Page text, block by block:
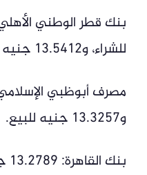
للشراء، و13.5412 جنيه للبيع.
و13.3257 جنيه للبيع.